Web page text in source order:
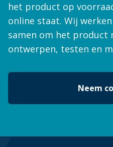
het product op
online staat. Wij
samen om het product
ontwerpen, testen en
Neem